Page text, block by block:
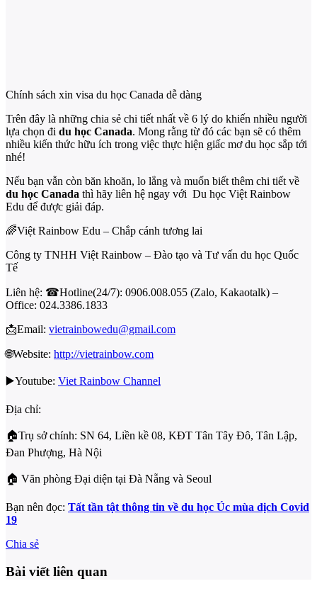
Chính sách xin visa du học Canada dễ dàng
Trên đây là những chia sẻ chi tiết nhất về 6 lý do khiến nhiều người
lựa chọn đi du học Canada. Mong rằng từ đó các bạn sẽ có thêm
nhiều kiến thức hữu ích trong việc thực hiện giấc mơ du học sắp tới
nhé!
Nếu bạn vẫn còn băn khoăn, lo lắng và muốn biết thêm chi tiết về
du học Canada thì hãy liên hệ ngay với Du học Việt Rainbow
Edu để được giải đáp.
🌈Việt Rainbow Edu – Chắp cánh tương lai
Công ty TNHH Việt Rainbow – Đào tạo và Tư vấn du học Quốc
Tế
Liên hệ: ☎Hotline(24/7): 0906.008.055 (Zalo, Kakaotalk) –
Office: 024.3386.1833
📩Email: vietrainbowedu@gmail.com
🌐Website: http://vietrainbow.com
▶️Youtube: Viet Rainbow Channel
Địa chỉ:
🏠Trụ sở chính: SN 64, Liền kề 08, KĐT Tân Tây Đô, Tân Lập,
Đan Phượng, Hà Nội
🏠 Văn phòng Đại diện tại Đà Nẵng và Seoul
Bạn nên đọc: Tất tần tật thông tin về du học Úc mùa dịch Covid
19
Chia sẻ
Bài viết liên quan